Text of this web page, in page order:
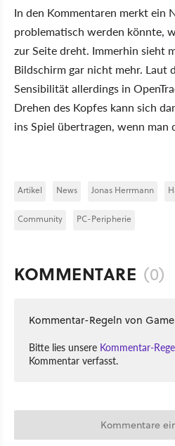
In den Kommentaren merkt ein
problematisch werden könnte,
zur Seite dreht. Immerhin sieht
Bildschirm gar nicht mehr. Laut
Sensibilität allerdings in
Drehen des Kopfes kann sich
ins Spiel übertragen, wenn man
Artikel News Jonas Herrmann
Community PC-Peripherie
KOMMENTARE (0)
Kommentar-Regeln von
Bitte lies unsere Kommentar-
Kommentar verfasst.
Kommentare